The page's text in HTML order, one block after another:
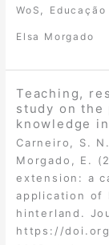
WoS
Elsa Morgado
Teaching,
study on the
knowledge
Carneiro, S.
Morgado, E.
extension: a
application of
hinterland.
https://